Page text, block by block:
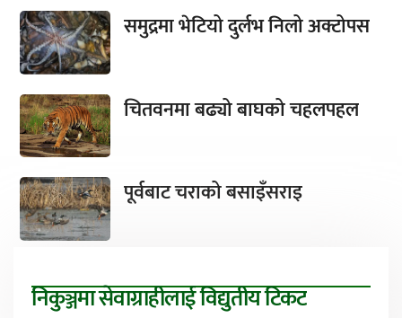
समुद्रमा भेटियो दुर्लभ निलो अक्टोपस
चितवनमा बढ्यो बाघको चहलपहल
पूर्वबाट चराको बसाइँसराइ
निकुञ्जमा सेवाग्राहीलाई विद्युतीय टिकट